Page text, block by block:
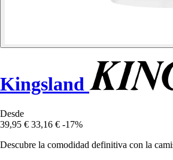
Kingsland
Desde
39,95 € 33,16 € -17%
Descubre la comodidad definitiva con la